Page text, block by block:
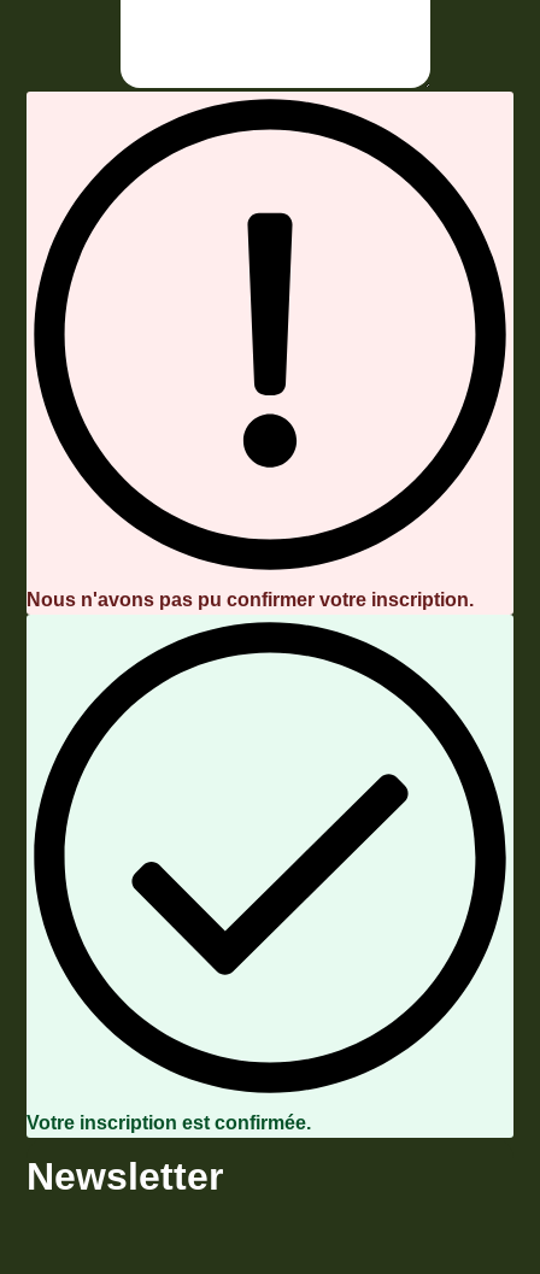
Nous n'avons pas pu confirmer votre inscription.
Votre inscription est confirmée.
Newsletter